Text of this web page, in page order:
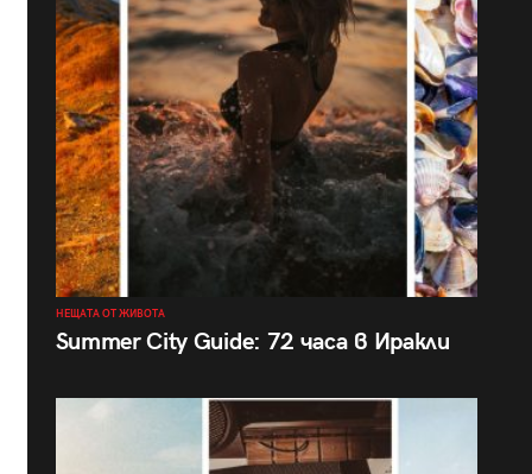
НЕЩАТА ОТ ЖИВОТА
Summer City Guide: 72 часа в Иракли